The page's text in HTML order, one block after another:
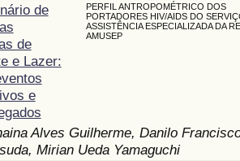
de
de
e Lazer:
e
PERFIL ANTROPOMÉTRICO DOS
PORTADORES HIV/AIDS DO
ASSISTÊNCIA ESPECIALIZADA DA
AMUSEP
Alves Guilherme, Danilo
Mirian Ueda Yamaguchi